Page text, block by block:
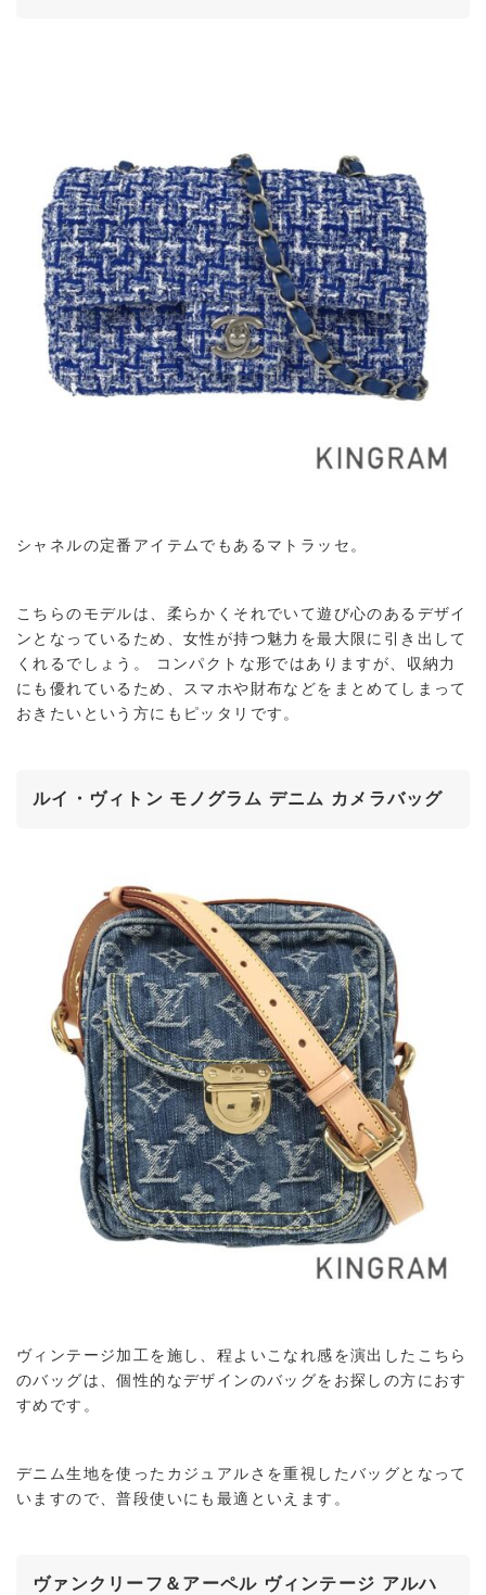
シャネルの定番アイテムでもあるマトラッセ。
こちらのモデルは、柔らかくそれでいて遊び心のあるデザイ
ンとなっているため、女性が持つ魅力を最大限に引き出して
くれるでしょう。 コンパクトな形ではありますが、収納力
にも優れているため、スマホや財布などをまとめてしまって
おきたいという方にもピッタリです。
ルイ・ヴィトン モノグラム デニム カメラバッグ
ヴィンテージ加工を施し、程よいこなれ感を演出したこちら
のバッグは、個性的なデザインのバッグをお探しの方におす
すめです。
デニム生地を使ったカジュアルさを重視したバッグとなって
いますので、普段使いにも最適といえます。
ヴァンクリーフ＆アーペル ヴィンテージ アルハ